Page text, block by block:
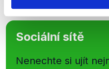
Sociální sítě
Nenechte si ujít